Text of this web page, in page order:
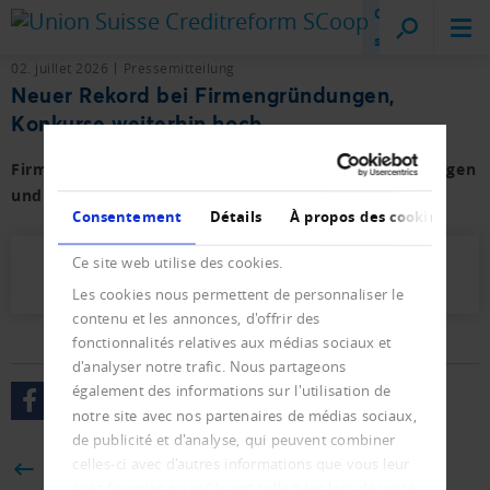
Consentement Détails À propos des cookies
Ce site web utilise des cookies.
Les cookies nous permettent de personnaliser le
contenu et les annonces, d'offrir des
fonctionnalités relatives aux médias sociaux et
d'analyser notre trafic. Nous partageons
également des informations sur l'utilisation de
notre site avec nos partenaires de médias sociaux,
de publicité et d'analyse, qui peuvent combiner
celles-ci avec d'autres informations que vous leur
Creditreform
sur place
02. juillet 2026 Pressemitteilung
Neuer Rekord bei Firmengründungen,
Konkurse weiterhin hoch
Firmen- und Privat-Konkurse sowie der Neueintragungen
und Löschungen mit Vorjahresvergleich.
Presseletter_2026_04.pdf (874 KB)
BACK